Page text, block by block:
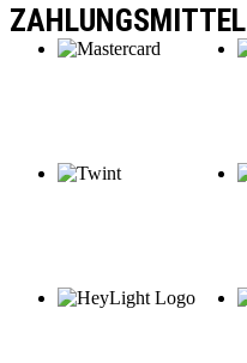
ZAHLUNGSMITTEL